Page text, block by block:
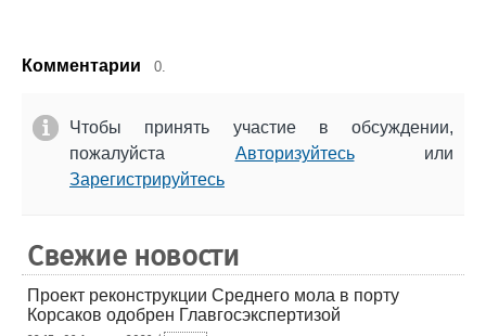
Комментарии 0.
Чтобы принять участие в обсуждении,
пожалуйста Авторизуйтесьили
Зарегистрируйтесь
Свежие новости
Проект реконструкции Среднего мола в порту
Корсаков одобрен Главгосэкспертизой